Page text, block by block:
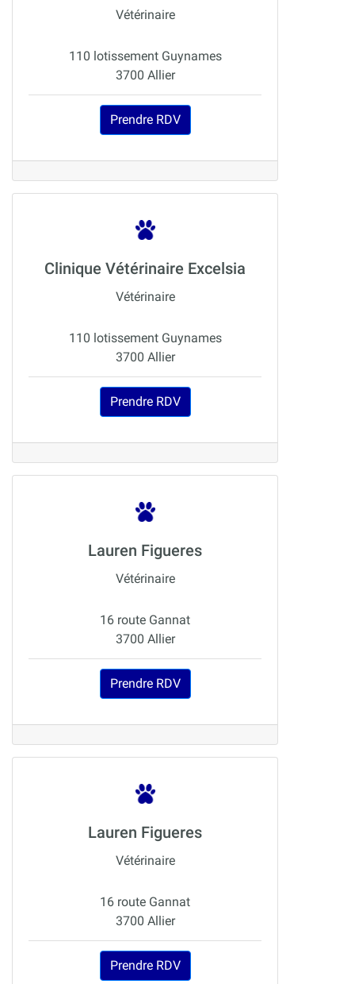
Vétérinaire
110 lotissement Guynames
3700 Allier
Prendre RDV
Clinique Vétérinaire Excelsia
Vétérinaire
110 lotissement Guynames
3700 Allier
Prendre RDV
Lauren Figueres
Vétérinaire
16 route Gannat
3700 Allier
Prendre RDV
Lauren Figueres
Vétérinaire
16 route Gannat
3700 Allier
Prendre RDV